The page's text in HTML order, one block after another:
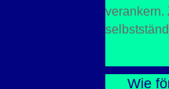
verankern.
Wie